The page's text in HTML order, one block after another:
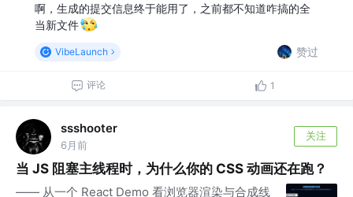
啊，生成的提交信息终于能用了，之前都不知道咋搞的全
当新文件
VibeLaunch 赞过
评论 1
ssshooter
6月前
关注
当 JS 阻塞主线程时，为什么你的 CSS 动画还在跑？
—— 从一个 React Demo 看浏览器渲染与合成线